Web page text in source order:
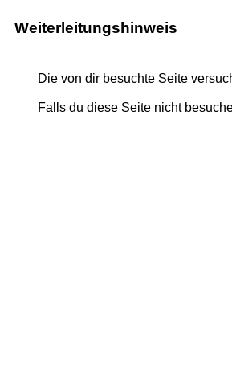
Weiterleitungshinweis
Die von dir besuchte Seite
Falls du diese Seite nicht